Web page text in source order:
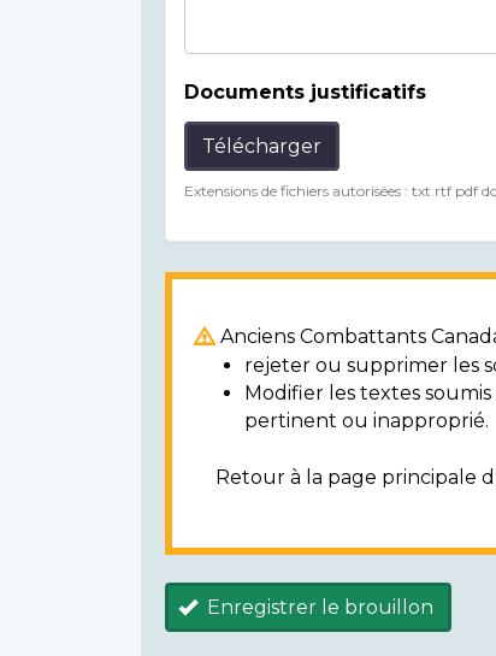
Documents justificatifs
Télécharger
Extensions de fichiers autorisées : txt rtf pdf
Anciens Combattants
rejeter ou supprimer les
Modifier les textes
pertinent ou inapproprié.
Retour à la page principale
Enregistrer le brouillon